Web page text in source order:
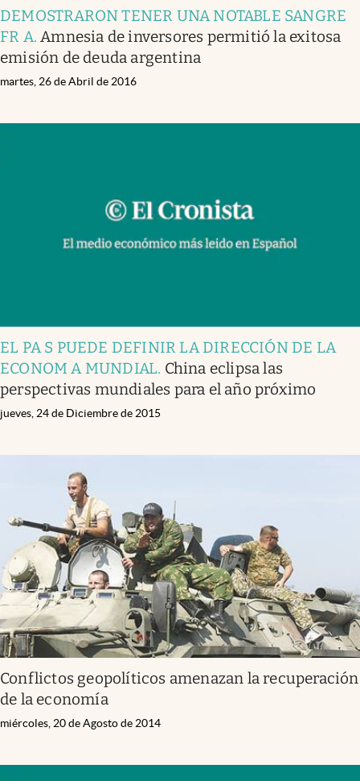
DEMOSTRARON TENER UNA NOTABLE SANGRE
FR A.Amnesia de inversores permitió la exitosa
emisión de deuda argentina
martes, 26 de Abril de 2016
EL PA S PUEDE DEFINIR LA DIRECCIÓN DE LA
ECONOM A MUNDIAL. China eclipsa las
perspectivas mundiales para el año próximo
jueves, 24 de Diciembre de 2015
Conflictos geopolíticos amenazan la recuperación
de la economía
miércoles, 20 de Agosto de 2014